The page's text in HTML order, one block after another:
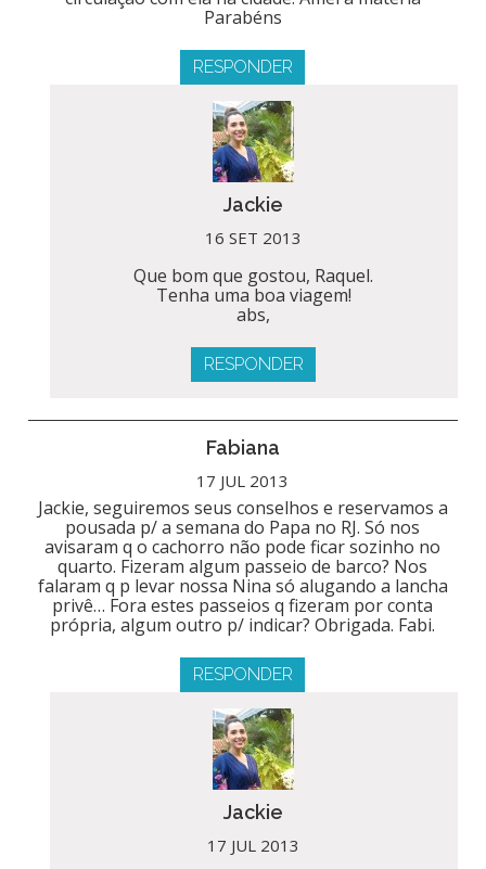
Parabéns
RESPONDER
Jackie
16 SET 2013
Que bom que gostou, Raquel.
Tenha uma boa viagem!
abs,
RESPONDER
Fabiana
17 JUL 2013
Jackie, seguiremos seus conselhos e reservamos a
pousada p/ a semana do Papa no RJ. Só nos
avisaram q o cachorro não pode ficar sozinho no
quarto. Fizeram algum passeio de barco? Nos
falaram q p levar nossa Nina só alugando a lancha
privê… Fora estes passeios q fizeram por conta
própria, algum outro p/ indicar? Obrigada. Fabi.
RESPONDER
Jackie
17 JUL 2013